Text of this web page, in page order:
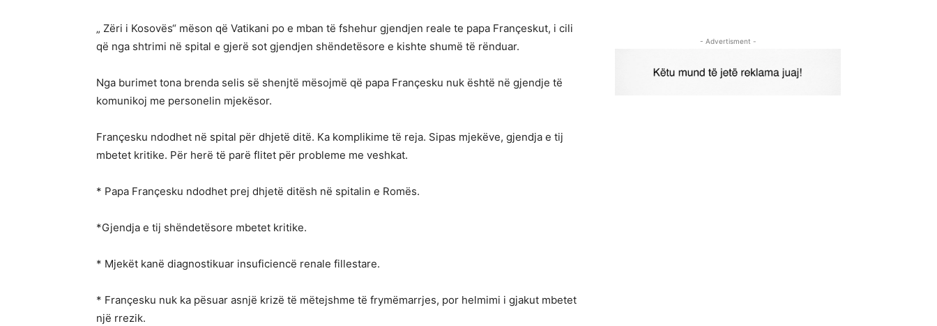
„ Zëri i Kosovës“ mëson që Vatikani po e mban të fshehur gjendjen reale te papa Françeskut, i cili
që nga shtrimi në spital e gjerë sot gjendjen shëndetësore e kishte shumë të rënduar.
Nga burimet tona brenda selis së shenjtë mësojmë që papa Françesku nuk është në gjendje të
komunikoj me personelin mjekësor.
Françesku ndodhet në spital për dhjetë ditë. Ka komplikime të reja. Sipas mjekëve, gjendja e tij
mbetet kritike. Për herë të parë flitet për probleme me veshkat.
* Papa Françesku ndodhet prej dhjetë ditësh në spitalin e Romës.
*Gjendja e tij shëndetësore mbetet kritike.
* Mjekët kanë diagnostikuar insuficiencë renale fillestare.
* Françesku nuk ka pësuar asnjë krizë të mëtejshme të frymëmarrjes, por helmimi i gjakut mbetet
një rrezik.
- Advertisment -